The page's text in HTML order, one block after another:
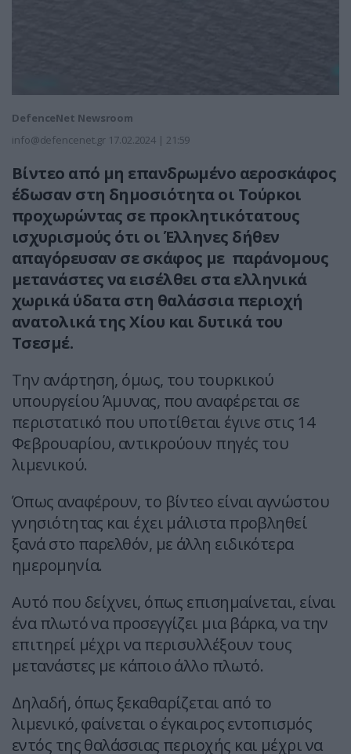
DefenceNet Newsroom
info@defencenet.gr 17.02.2024 | 21:59
Βίντεο από μη επανδρωμένο αεροσκάφος
έδωσαν στη δημοσιότητα οι Τούρκοι
προχωρώντας σε προκλητικότατους
ισχυρισμούς ότι οι Έλληνες δήθεν
απαγόρευσαν σε σκάφος με παράνομους
μετανάστες να εισέλθει στα ελληνικά
χωρικά ύδατα στη θαλάσσια περιοχή
ανατολικά της Χίου και δυτικά του
Τσεσμέ.
Την ανάρτηση, όμως, του τουρκικού
υπουργείου Άμυνας, που αναφέρεται σε
περιστατικό που υποτίθεται έγινε στις 14
Φεβρουαρίου, αντικρούουν πηγές του
λιμενικού.
Όπως αναφέρουν, το βίντεο είναι αγνώστου
γνησιότητας και έχει μάλιστα προβληθεί
ξανά στο παρελθόν, με άλλη ειδικότερα
ημερομηνία.
Αυτό που δείχνει, όπως επισημαίνεται, είναι
ένα πλωτό να προσεγγίζει μια βάρκα, να την
επιτηρεί μέχρι να περισυλλέξουν τους
μετανάστες με κάποιο άλλο πλωτό.
Δηλαδή, όπως ξεκαθαρίζεται από το
λιμενικό, φαίνεται ο έγκαιρος εντοπισμός
εντός της θαλάσσιας περιοχής και μέχρι να